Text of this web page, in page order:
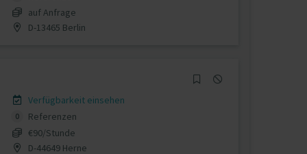
auf Anfrage
D-13465 Berlin
Verfügbarkeit einsehen
0
Referenzen
€90/Stunde
D-44649 Herne